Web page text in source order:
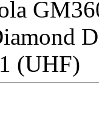
(UHF)